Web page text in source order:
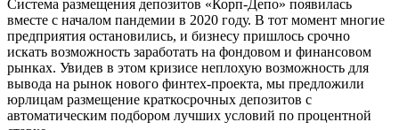
Система размещения депозитов «Корп-Депо» появилась
вместе с началом пандемии в 2020 году. В тот момент многие
предприятия остановились, и бизнесу пришлось срочно
искать возможность заработать на фондовом и финансовом
рынках. Увидев в этом кризисе неплохую возможность для
вывода на рынок нового финтех-проекта, мы предложили
юрлицам размещение краткосрочных депозитов с
автоматическим подбором лучших условий по процентной